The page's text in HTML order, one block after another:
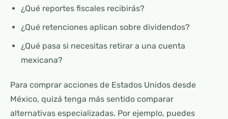
¿Qué reportes fiscales recibirás?
¿Qué retenciones aplican sobre dividendos?
¿Qué pasa si necesitas retirar a una cuenta
mexicana?
Para comprar acciones de Estados Unidos desde
México, quizá tenga más sentido comparar
alternativas especializadas. Por ejemplo, puedes